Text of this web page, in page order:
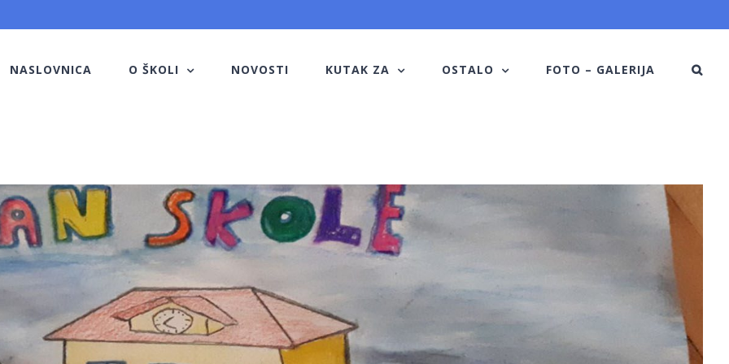
NASLOVNICA O ŠKOLI NOVOSTI KUTAK ZA OSTALO FOTO – GALERIJA